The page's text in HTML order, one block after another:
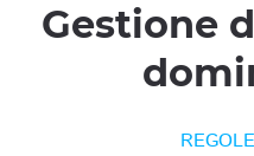
Gestione